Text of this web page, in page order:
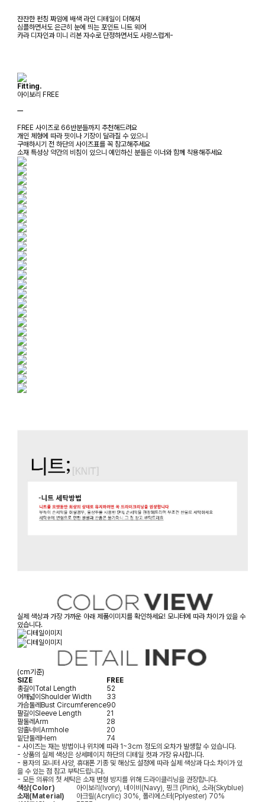
잔잔한 펀칭 짜임에 배색 라인 디테일이 더해져
심플하면서도 은근히 눈에 띄는 포인트 니트 웨어
카라 디자인과 미니 리본 자수로 단정하면서도 사랑스럽게-
Fitting.
아이보리 FREE
ㅡ
FREE 사이즈로 66반분들까지 추천해드려요
개인 체형에 따라 핏이나 기장이 달라질 수 있으니
구매하시기 전 하단의 사이즈표를 꼭 참고해주세요
소재 특성상 약간의 비침이 있으니 예민하신 분들은 이너와 함께 착용해주세요
실제 색상과 가장 가까운 아래 제품이미지를 확인하세요! 모니터에 따라 차이가 있을 수
있습니다.
(cm기준)
SIZE
FREE
총길이 Total Length
52
어깨넓이 Shoulder Width
33
가슴둘레 Bust Circumference90
팔길이 Sleeve Length
21
팔둘레 Arm
28
암홀너비 Armhole
20
밑단둘레 Hem
74
- 사이즈는 재는 방법이나 위치에 따라 1~3cm 정도의 오차가 발생할 수 있습니다.
- 상품의 실제 색상은 상세페이지 하단의 디테일 컷과 가장 유사합니다.
- 용자의 모니터 사양, 휴대폰 기종 및 해상도 설정에 따라 실제 색상과 다소 차이가 있
을 수 있는 점 참고 부탁드립니다.
- 모든 의류의 첫 세탁은 소재 변형 방지를 위해 드라이클리닝을 권장합니다.
색상(Color)
아이보리(Ivory), 네이비(Navy), 핑크 (Pink), 소라(Skyblue)
소재(Material)
아크릴(Acrylic) 30%, 폴리에스터(Pplyester) 70%